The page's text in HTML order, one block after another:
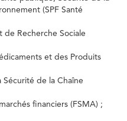
(SPF Santé
de Recherche Sociale
et des Produits
Sécurité de la Chaîne
financiers (FSMA) ;